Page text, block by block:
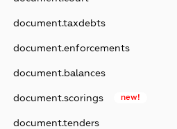
document.taxdebts
document.enforcements
document.balances
document.scorings new!
document.tenders